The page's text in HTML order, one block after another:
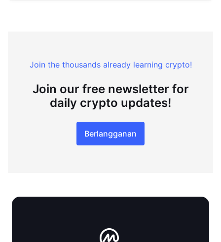
Join the thousands already learning crypto!
Join our free newsletter for
daily crypto updates!
Berlangganan